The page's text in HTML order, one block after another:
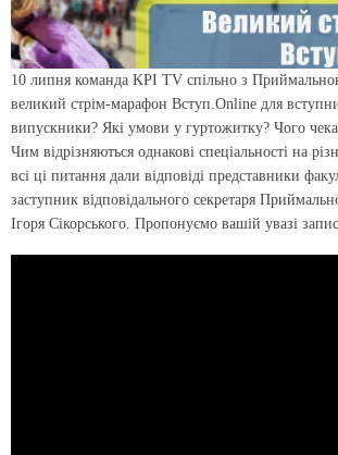
10 липня команда KPI TV спільно з
великий стрім-марафон Вступ.Online для
випускники? Які умови у гуртожитку? Чого
Чим відрізняються однакові спеціальності на
всі ці питання дали відповіді представники
заступник відповідального секретаря
Ігоря Сікорського. Пропонуємо вашій увазі